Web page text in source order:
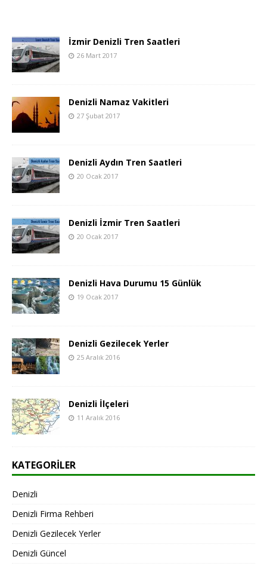
İzmir Denizli Tren Saatleri
26 Mart 2017
Denizli Namaz Vakitleri
27 Şubat 2017
Denizli Aydın Tren Saatleri
20 Ocak 2017
Denizli İzmir Tren Saatleri
20 Ocak 2017
Denizli Hava Durumu 15 Günlük
19 Ocak 2017
Denizli Gezilecek Yerler
25 Aralık 2016
Denizli İlçeleri
11 Aralık 2016
KATEGORILER
Denizli
Denizli Firma Rehberi
Denizli Gezilecek Yerler
Denizli Güncel